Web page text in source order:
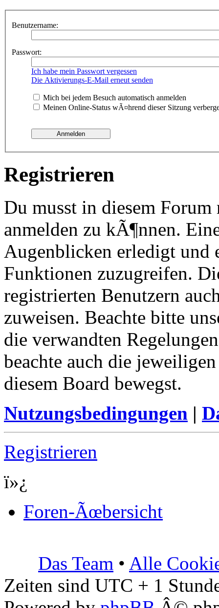
Benutzername:
Passwort:
Ich habe mein Passwort vergessen
Die Aktivierungs-E-Mail erneut senden
Mich bei jedem Besuch automatisch anmelden
Meinen Online-Status wÃ¤hrend dieser Sitzung
Registrieren
Du musst in diesem
anmelden zu kÃ¶nnen.
Augenblicken erledigt und
Funktionen zuzugreifen.
registrierten Benutzern
zuweisen. Beachte bitte
die verwandten
beachte auch die
diesem Board bewegst.
Nutzungsbedingungen |
Registrieren
ï»¿
Foren-Ãœbersicht
Das Team • Alle
Zeiten sind UTC + 1